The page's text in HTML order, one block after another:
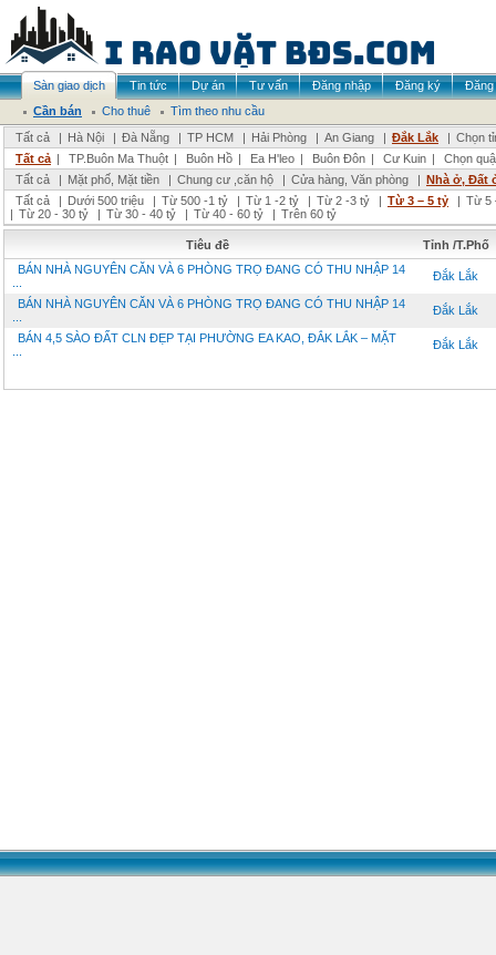
Sàn giao dịch Tin tức Dự án Tư vấn Đăng nhập Đăng ký
Đăng
Cần bán
Cho thuê
Tìm theo nhu cầu
Tất cả
| Hà Nội | Đà Nẵng | TP HCM | Hải Phòng | An Giang | Đắk Lắk | Chọn
Tất cả | TP.Buôn Ma Thuột | Buôn Hồ | Ea H'leo | Buôn Đôn | Cư Kuin |
Chọn
Tất cả
| Mặt phố, Mặt tiền | Chung cư ,căn hộ | Cửa hàng, Văn phòng | Nhà ở, Đất
Tất cả
| Dưới 500 triệu | Từ 500 -1 tỷ | Từ 1 -2 tỷ | Từ 2 -3 tỷ | Từ 3 – 5 tỷ | Từ 5
| Từ 20 - 30 tỷ | Từ 30 - 40 tỷ | Từ 40 - 60 tỷ | Trên 60 tỷ
Tiêu đề
Tỉnh /T.Phố
BÁN NHÀ NGUYÊN CĂN VÀ 6 PHÒNG TRỌ ĐANG CÓ THU NHẬP 14
Đắk Lắk
BÁN NHÀ NGUYÊN CĂN VÀ 6 PHÒNG TRỌ ĐANG CÓ THU NHẬP 14
Đắk Lắk
BÁN 4,5 SÀO ĐẤT CLN ĐẸP TẠI PHƯỜNG EA KAO, ĐẮK LẮK – MẶT
Đắk Lắk